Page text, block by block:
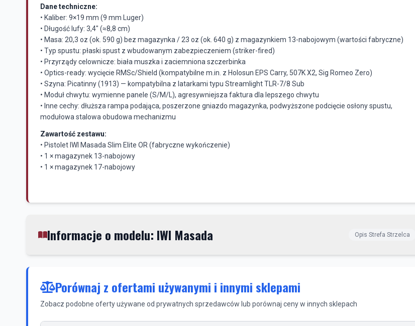
Dane techniczne:
• Kaliber: 9×19 mm (9 mm Luger)
• Długość lufy: 3,4″ (≈8,8 cm)
• Masa: 20,3 oz (ok. 590 g) bez magazynka / 23 oz (ok. 640 g) z magazynkiem 13-nabojowym (wartości fabryczne)
• Typ spustu: płaski spust z wbudowanym zabezpieczeniem (striker-fired)
• Przyrządy celownicze: biała muszka i zaciemniona szczerbinka
• Optics-ready: wycięcie RMSc/Shield (kompatybilne m.in. z Holosun EPS Carry, 507K X2, Sig Romeo Zero)
• Szyna: Picatinny (1913) — kompatybilna z latarkami typu Streamlight TLR-7/8 Sub
• Moduł chwytu: wymienne panele (S/M/L), agresywniejsza faktura dla lepszego chwytu
• Inne cechy: dłuższa rampa podająca, poszerzone gniazdo magazynka, podwyższone podcięcie osłony spustu,
modułowa stalowa obudowa mechanizmu
Zawartość zestawu:
• Pistolet IWI Masada Slim Elite OR (fabryczne wykończenie)
• 1 × magazynek 13-nabojowy
• 1 × magazynek 17-nabojowy
Informacje o modelu: IWI Masada Opis Strefa Strzelca
Porównaj z ofertami używanymi i innymi sklepami
Zobacz podobne oferty używane od prywatnych sprzedawców lub porównaj ceny w innych sklepach